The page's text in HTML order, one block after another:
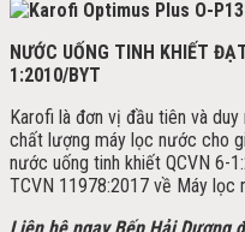
NƯỚC UỐNG TINH KHIẾT
1:2010/BYT
Karofi là đơn vị đầu tiên và
chất lượng máy lọc nước cho
nước uống tinh khiết QCVN 6-
TCVN 11978:2017 về Máy lọc